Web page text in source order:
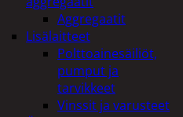
Aggregaatit
Lisälaitteet
Polttoainesäiliöt,
pumput ja
tarvikkeet
Vinssit ja varusteet